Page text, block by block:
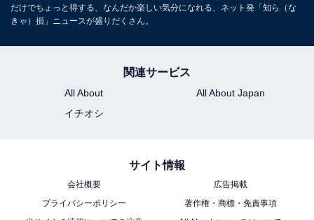
だけでちょっと得する、なんだか楽しい気分になれる、ネット発「知ら（な
きゃ）損」ニュースが盛りだくさん。
関連サービス
All About
All About Japan
イチオシ
サイト情報
会社概要
広告掲載
プライバシーポリシー
著作権・商標・免責事項